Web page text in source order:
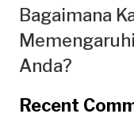
Bagaimana
Anda?
Recent